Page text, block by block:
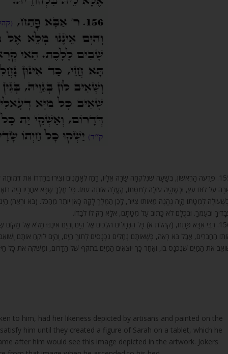
155. פַּרְעֹה הָרִאשׁוֹן, בְּשָׁעָה שֶׁנִּלְקְחָה שָׂרָה אֵלָיו, רָמַז לְאָמָּנִים וְצִיְּרוּ בְּחַדְרוֹ אֶת
עַל לוּחַ עֵץ, וּכְשֶׁהָיָה עוֹלֶה לְמִטָּתוֹ, הֶעֱלָה אוֹתָהּ עִמּוֹ. כָּל מֶלֶךְ שֶׁבָּא אַחֲרָיו הָיָה רוֹאֶה
לְמִטָּתוֹ הָיָה נֶהֱנֶה מֵאוֹתוֹ צִיּוּר, לָכֵן הַמֶּלֶךְ לָקָה כָּאן יוֹתֵר מֵהַכֹּל. (בֹּא וּרְאֵה)
וּבְעַמֶּךָ. וּבְכֻלָּם לֹא כָתוּב עַל מִטָּתָם, אֶלָּא רַק לוֹ לְבַדּוֹ.
156. רַבִּי אַבָּא פָּתַח, (קהלת א) כָּל הַנְּחָלִים הֹלְכִים אֶל הַיָּם וְהַיָּם אֵינֶנּוּ מָלֵא אֶל
הַחֲבֵרִים, אֲבָל בֹּא רְאֵה, כְּשֶׁאוֹתָם נְחָלִים נִכְנָסִים לְתוֹךְ הַיָּם, וְהַיָּם לוֹקֵחַ אוֹתָם
אֶת הַמַּיִם שֶׁנִּכְנָס בּוֹ, וְאַחַר כָּךְ יוֹצְאִים הַמַּיִם בְּתֹקֶף שֶׁל הַדָּרוֹם, וּמַשְׁקֶה אֶת כָּל
to him, had her likeness depicted by artisans and painted on the
him until they created a figure of Sarah on a tablet, which he
after him would see this image depicted in the artwork. Jokers